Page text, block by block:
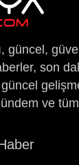
güncel,
son
ve